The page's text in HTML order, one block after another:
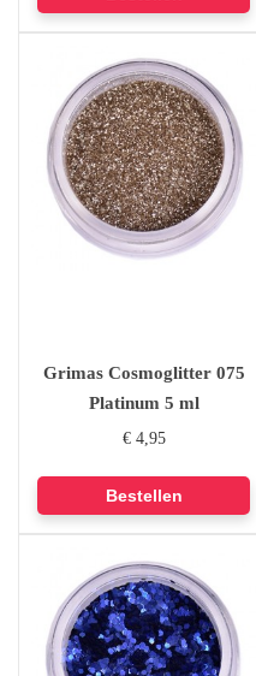
Grimas Cosmoglitter 075
Platinum 5 ml
€ 4,95